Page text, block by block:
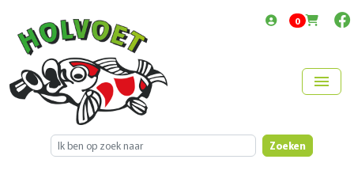
0items in cart
menu
Zoeken